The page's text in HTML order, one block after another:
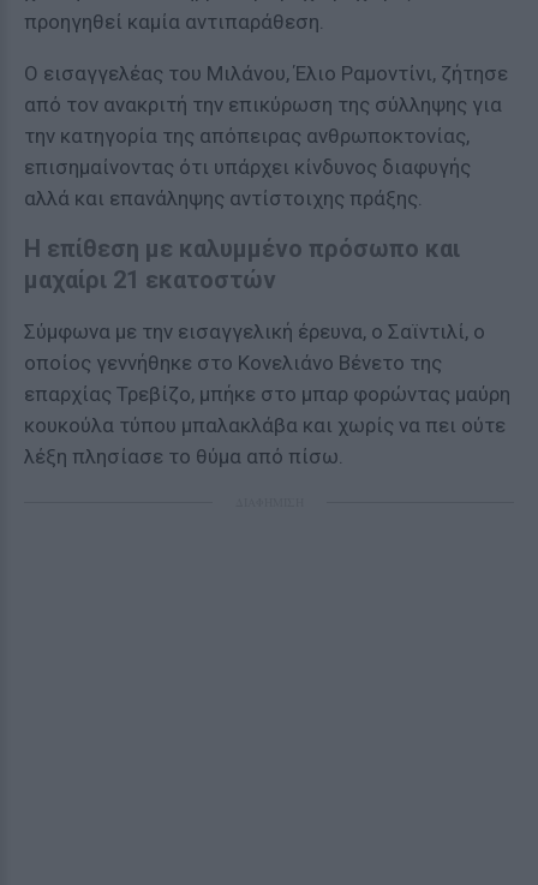
προηγηθεί καμία αντιπαράθεση.
Ο εισαγγελέας του Μιλάνου, Έλιο Ραμοντίνι, ζήτησε
από τον ανακριτή την επικύρωση της σύλληψης για
την κατηγορία της απόπειρας ανθρωποκτονίας,
επισημαίνοντας ότι υπάρχει κίνδυνος διαφυγής
αλλά και επανάληψης αντίστοιχης πράξης.
Η επίθεση με καλυμμένο πρόσωπο και
μαχαίρι 21 εκατοστών
Σύμφωνα με την εισαγγελική έρευνα, ο Σαϊντιλί, ο
οποίος γεννήθηκε στο Κονελιάνο Βένετο της
επαρχίας Τρεβίζο, μπήκε στο μπαρ φορώντας μαύρη
κουκούλα τύπου μπαλακλάβα και χωρίς να πει ούτε
λέξη πλησίασε το θύμα από πίσω.